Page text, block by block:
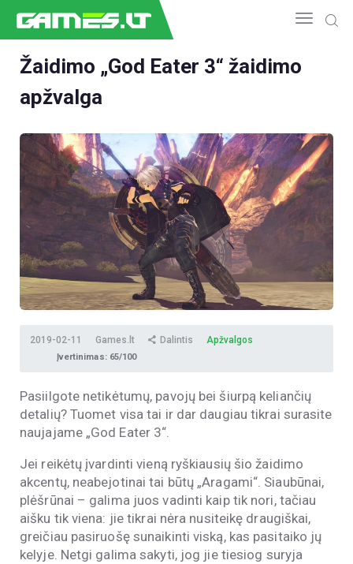
NAUJIENOS
ESPORTAS
GELEŽIS
VIDEO
APŽVALGOS
ŽAIDIMAI
Žaidimo „God Eater 3“ žaidimo
apžvalga
2019-02-11 Games.lt Dalintis Apžvalgos
Įvertinimas: 65/100
Pasiilgote netikėtumų, pavojų bei šiurpą keliančių
detalių? Tuomet visa tai ir dar daugiau tikrai surasite
naujajame „God Eater 3“.
Jei reikėtų įvardinti vieną ryškiausių šio žaidimo
akcentų, neabejotinai tai būtų „Aragami“. Siaubūnai,
plėšrūnai – galima juos vadinti kaip tik nori, tačiau
aišku tik viena: jie tikrai nėra nusiteikę draugiškai,
greičiau pasiruošę sunaikinti viską, kas pasitaiko jų
kelyje. Netgi galima sakyti, jog jie tiesiog suryja